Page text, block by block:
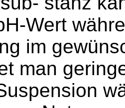
Wert
im
man